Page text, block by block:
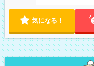
気になる！